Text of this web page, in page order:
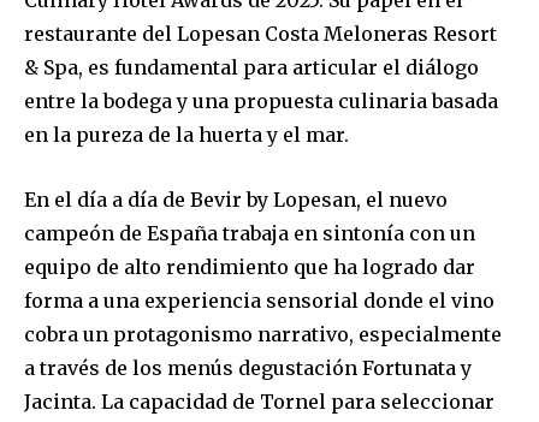
restaurante del Lopesan Costa Meloneras Resort
& Spa, es fundamental para articular el diálogo
entre la bodega y una propuesta culinaria basada
en la pureza de la huerta y el mar.
En el día a día de Bevir by Lopesan, el nuevo
campeón de España trabaja en sintonía con un
equipo de alto rendimiento que ha logrado dar
forma a una experiencia sensorial donde el vino
cobra un protagonismo narrativo, especialmente
a través de los menús degustación Fortunata y
Jacinta. La capacidad de Tornel para seleccionar